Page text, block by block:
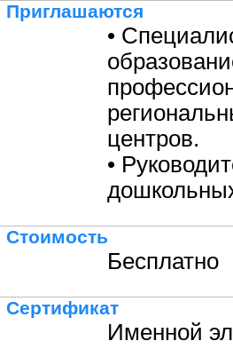
Приглашаются
•
центров.
•
Стоимость
Бесплатно
Сертификат
Именной